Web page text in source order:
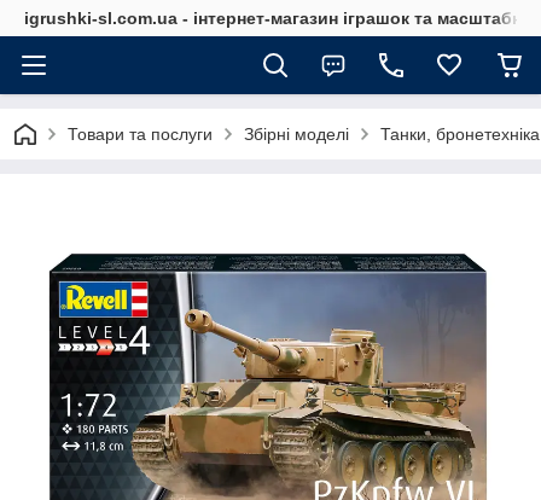
igrushki-sl.com.ua - інтернет-магазин іграшок та
Товари та послуги Збірні моделі Танки,